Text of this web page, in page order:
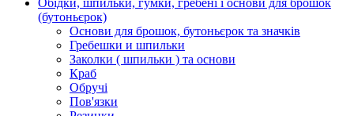
Обідки, шпильки, гумки, гребені і основи для брошок
(бутоньєрок)
Основи для брошок, бутоньєрок та значків
Гребешки и шпильки
Заколки ( шпильки ) та основи
Краб
Обручі
Пов'язки